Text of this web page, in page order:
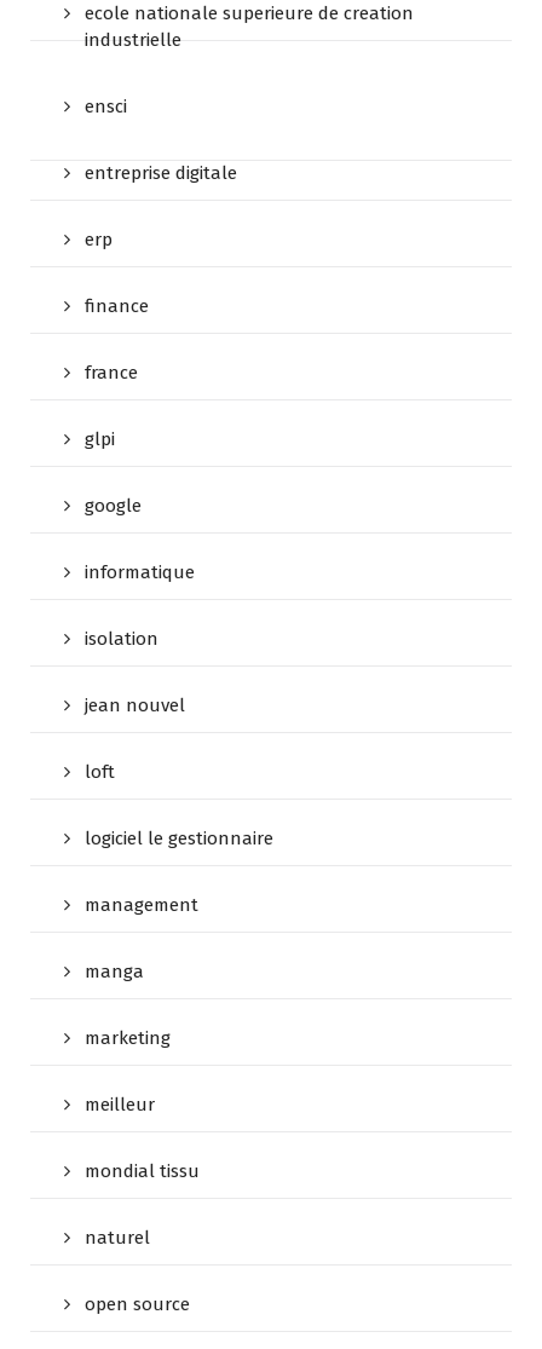
ecole nationale superieure de creation
industrielle
ensci
entreprise digitale
erp
finance
france
glpi
google
informatique
isolation
jean nouvel
loft
logiciel le gestionnaire
management
manga
marketing
meilleur
mondial tissu
naturel
open source